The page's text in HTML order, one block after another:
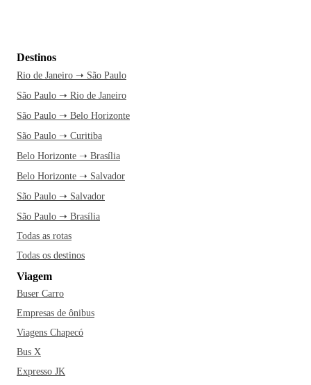
Destinos
Rio de Janeiro ➝ São Paulo
São Paulo ➝ Rio de Janeiro
São Paulo ➝ Belo Horizonte
São Paulo ➝ Curitiba
Belo Horizonte ➝ Brasília
Belo Horizonte ➝ Salvador
São Paulo ➝ Salvador
São Paulo ➝ Brasília
Todas as rotas
Todas os destinos
Viagem
Buser Carro
Empresas de ônibus
Viagens Chapecó
Bus X
Expresso JK